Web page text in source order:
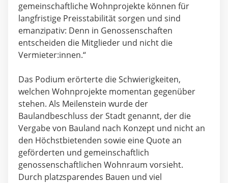
gemeinschaftliche Wohnprojekte können für
langfristige Preisstabilität sorgen und sind
emanzipativ: Denn in Genossenschaften
entscheiden die Mitglieder und nicht die
Vermieter:innen.“
Das Podium erörterte die Schwierigkeiten,
welchen Wohnprojekte momentan gegenüber
stehen. Als Meilenstein wurde der
Baulandbeschluss der Stadt genannt, der die
Vergabe von Bauland nach Konzept und nicht an
den Höchstbietenden sowie eine Quote an
geförderten und gemeinschaftlich
genossenschaftlichen Wohnraum vorsieht.
Durch platzsparendes Bauen und viel